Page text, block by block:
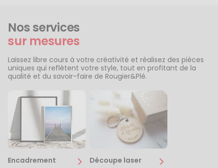
Nos services
sur mesures
Laissez libre cours à votre créativité et réalisez des pièces
uniques qui reflètent votre style, tout en profitant de la
qualité et du savoir-faire de Rougier&Plé.
Encadrement Découpe laser